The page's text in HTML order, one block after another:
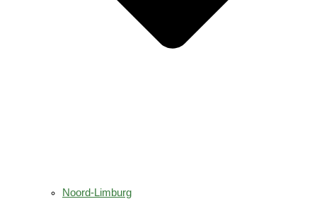
Noord-Limburg